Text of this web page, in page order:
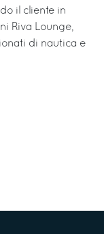
il cliente in
Riva Lounge,
di nautica e